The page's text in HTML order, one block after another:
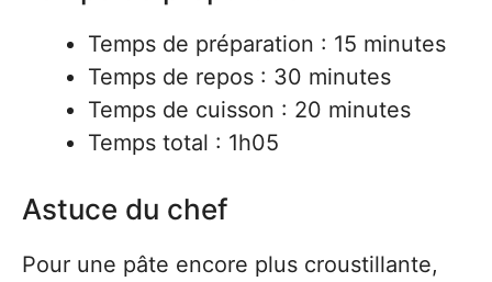
Temps de préparation : 15 minutes
Temps de repos : 30 minutes
Temps de cuisson : 20 minutes
Temps total : 1h05
Astuce du chef
Pour une pâte encore plus croustillante,